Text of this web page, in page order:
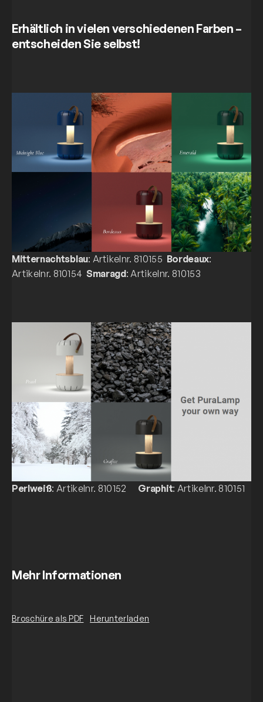
Erhältlich in vielen verschiedenen Farben –
entscheiden Sie selbst!
Mitternachtsblau: Artikelnr. 810155 Bordeaux:
Artikelnr. 810154Smaragd: Artikelnr. 810153
Perlweiß: Artikelnr. 810152 Graphit: Artikelnr. 810151
Mehr Informationen
Broschüre als PDF Herunterladen